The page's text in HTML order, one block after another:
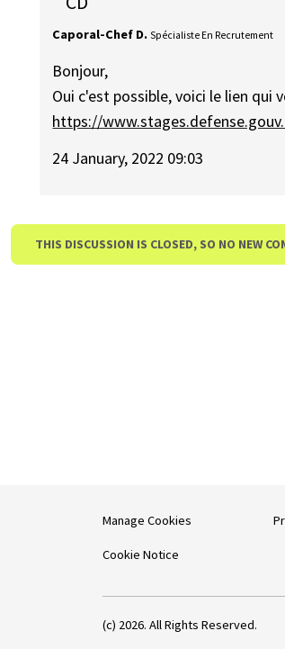
Caporal-Chef D. Spécialiste En Recrutement
Bonjour,
Oui c'est possible, voici le lien qui
https://
24 January, 2022 09:03
THIS DISCUSSION IS CLOSED, SO NO NEW
Manage Cookies
Cookie Notice
(c) 2026. All Rights Reserved.